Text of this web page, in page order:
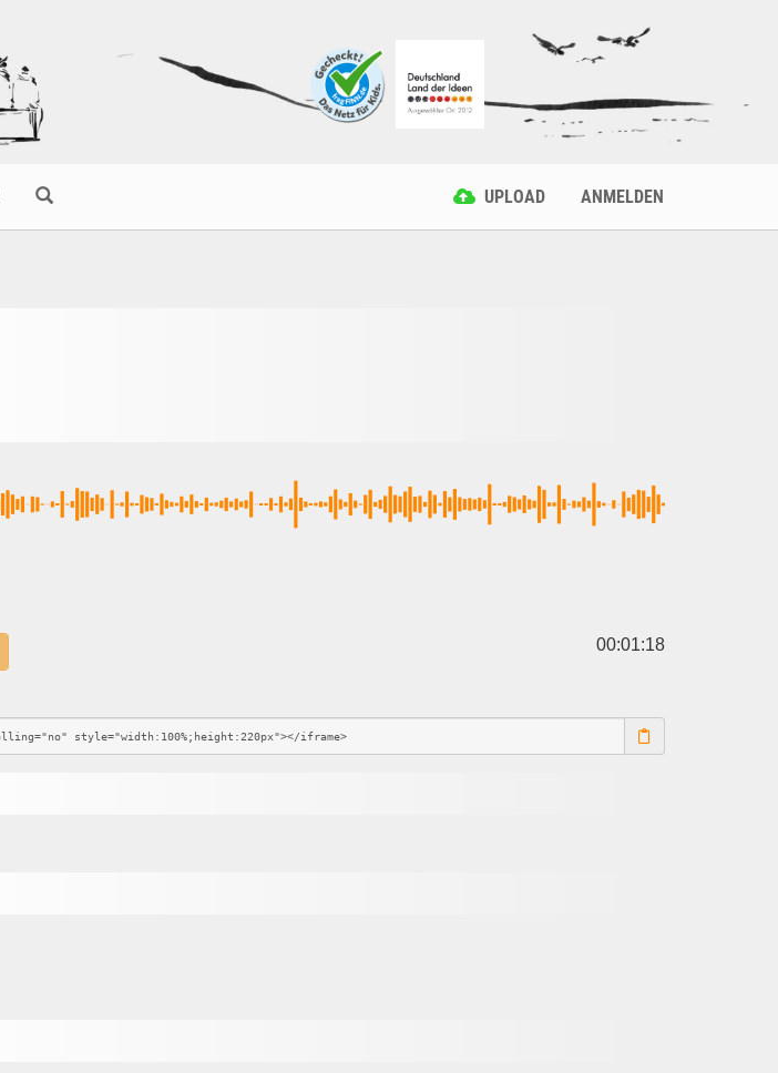
UPLOAD ANMELDEN
00:01:18